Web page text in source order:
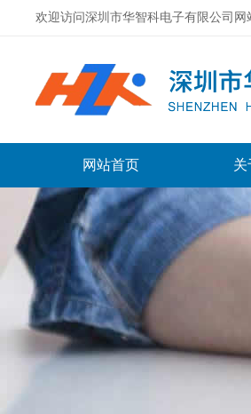
欢迎访问深圳市华智科电子有限公司网
网站首页 关